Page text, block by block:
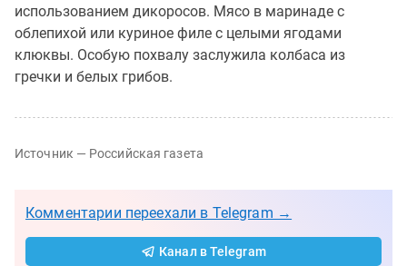
использованием дикоросов. Мясо в маринаде с
облепихой или куриное филе с целыми ягодами
клюквы. Особую похвалу заслужила колбаса из
гречки и белых грибов.
Источник — Российская газета
Комментарии переехали в Telegram →
Канал в Telegram